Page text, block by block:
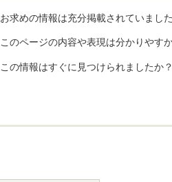
お求めの情報は充分掲載されていまし
このページの内容や表現は分かりやす
この情報はすぐに見つけられましたか？